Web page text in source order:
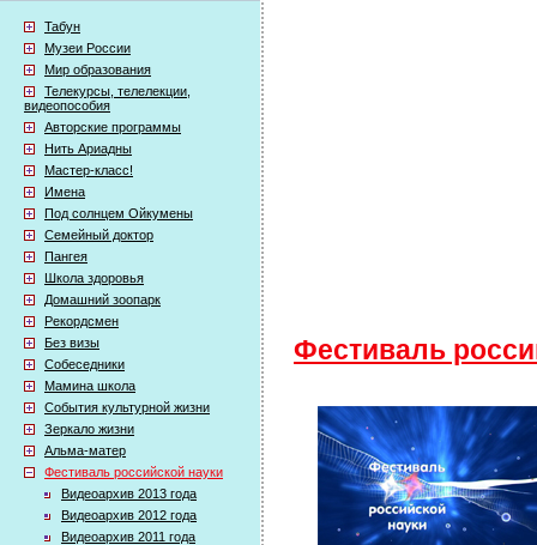
Табун
Музеи России
Мир образования
Телекурсы, телелекции,
видеопособия
Авторские программы
Нить Ариадны
Мастер-класс!
Имена
Под солнцем Ойкумены
Семейный доктор
Пангея
Школа здоровья
Домашний зоопарк
Рекордсмен
Без визы
Собеседники
Мамина школа
События культурной жизни
Зеркало жизни
Альма-матер
Фестиваль российской науки
Видеоархив 2013 года
Видеоархив 2012 года
Видеоархив 2011 года
Фестиваль